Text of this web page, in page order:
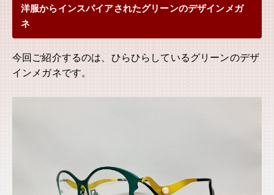
洋服からインスパイアされたグリーンのデザインメガ
ネ
今回ご紹介するのは、ひらひらしているグリーンのデザ
インメガネです。